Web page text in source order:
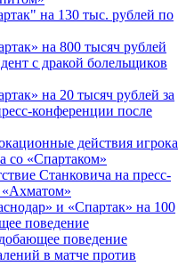
на 130 тыс. рублей по
на 800 тысяч рублей
с дракой болельщиков
на 20 тысяч рублей за
после
действия игрока
со «Спартаком»
Станковича на пресс-
«Ахматом»
и «Спартак» на 100
поведение
поведение
в матче против